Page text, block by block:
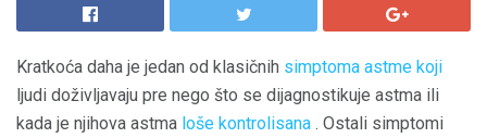
Kratkoća daha je jedan od klasičnih simptoma astme koji
ljudi doživljavaju pre nego što se dijagnostikuje astma ili
kada je njihova astma loše kontrolisana . Ostali simptomi